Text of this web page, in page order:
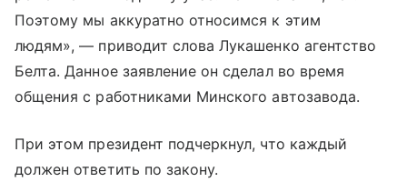
Поэтому мы аккуратно относимся к этим
людям», — приводит слова Лукашенко агентство
Белта. Данное заявление он сделал во время
общения с работниками Минского автозавода.
При этом президент подчеркнул, что каждый
должен ответить по закону.